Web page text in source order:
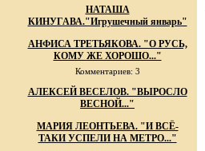
НАТАША
КИНУГАВА."Игрушечный январь"
АНФИСА ТРЕТЬЯКОВА. "О РУСЬ,
КОМУ ЖЕ ХОРОШО..."
Комментариев: 3
АЛЕКСЕЙ ВЕСЕЛОВ. "ВЫРОСЛО
ВЕСНОЙ..."
МАРИЯ ЛЕОНТЬЕВА. "И ВСЁ-
ТАКИ УСПЕЛИ НА МЕТРО..."